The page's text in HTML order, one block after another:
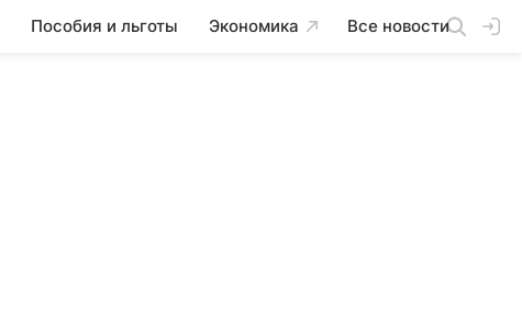
Пособия и льготы Экономика Все новости